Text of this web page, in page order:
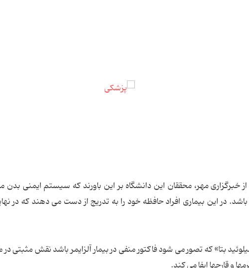
از خبرگزاری مهر، محققان این دانشگاه بر این باورند که سیستم ایمنی
در این بیماری افراد حافظه خود را به تدریج از دست می دهند که در
بتا» که تصور می شود فاکتور منفی در بیمار آلزایمر باشد نقش مثبتی در
و قارچها ایفا می کند.